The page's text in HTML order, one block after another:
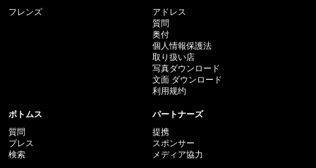
フレンズ
アドレス
質問
奥付
個人情報保護法
取り扱い店
写真ダウンロード
文面 ダウンロード
利用规约
ボトムス
質問
プレス
検索
パートナーズ
提携
スポンサー
メディア協力